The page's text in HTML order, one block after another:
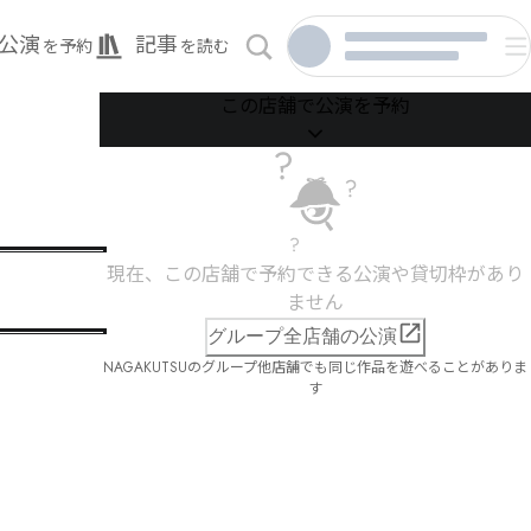
公演 を予約 記事 を読む
この店舗で公演を予約
現在、この店舗で予約できる公演や貸切枠があり
ません
グループ全店舗の公演
NAGAKUTSUのグループ他店舗でも同じ作品を遊べることがありま
す